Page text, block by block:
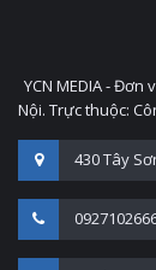
YCN MEDIA -
Nội. Trực thuộc:
430 Tây